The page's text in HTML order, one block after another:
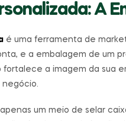
A
é uma ferramenta de
e a embalagem de um
fortalece a imagem da
negócio.
um meio de selar